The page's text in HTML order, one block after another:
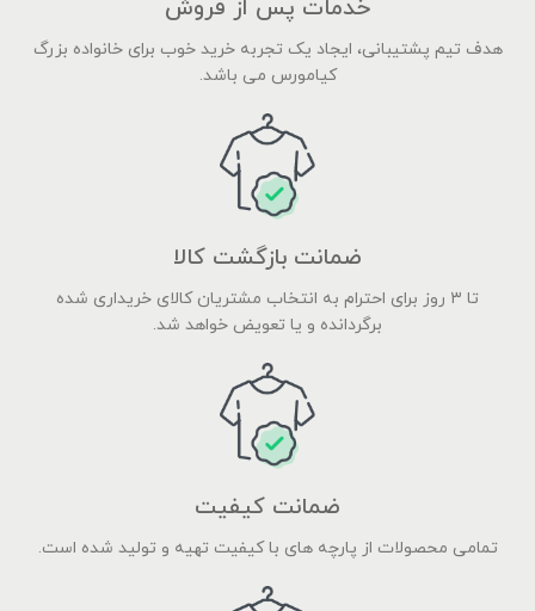
خدمات پس از فروش
هدف تیم پشتیبانی، ایجاد یک تجربه خرید خوب برای خانواده بزرگ
کیامورس می باشد.
ضمانت بازگشت کالا
تا ۳ روز برای احترام به انتخاب مشتریان کالای خریداری شده
برگردانده و یا تعویض خواهد شد.
ضمانت کیفیت
تمامی محصولات از پارچه های با کیفیت تهیه و تولید شده است.